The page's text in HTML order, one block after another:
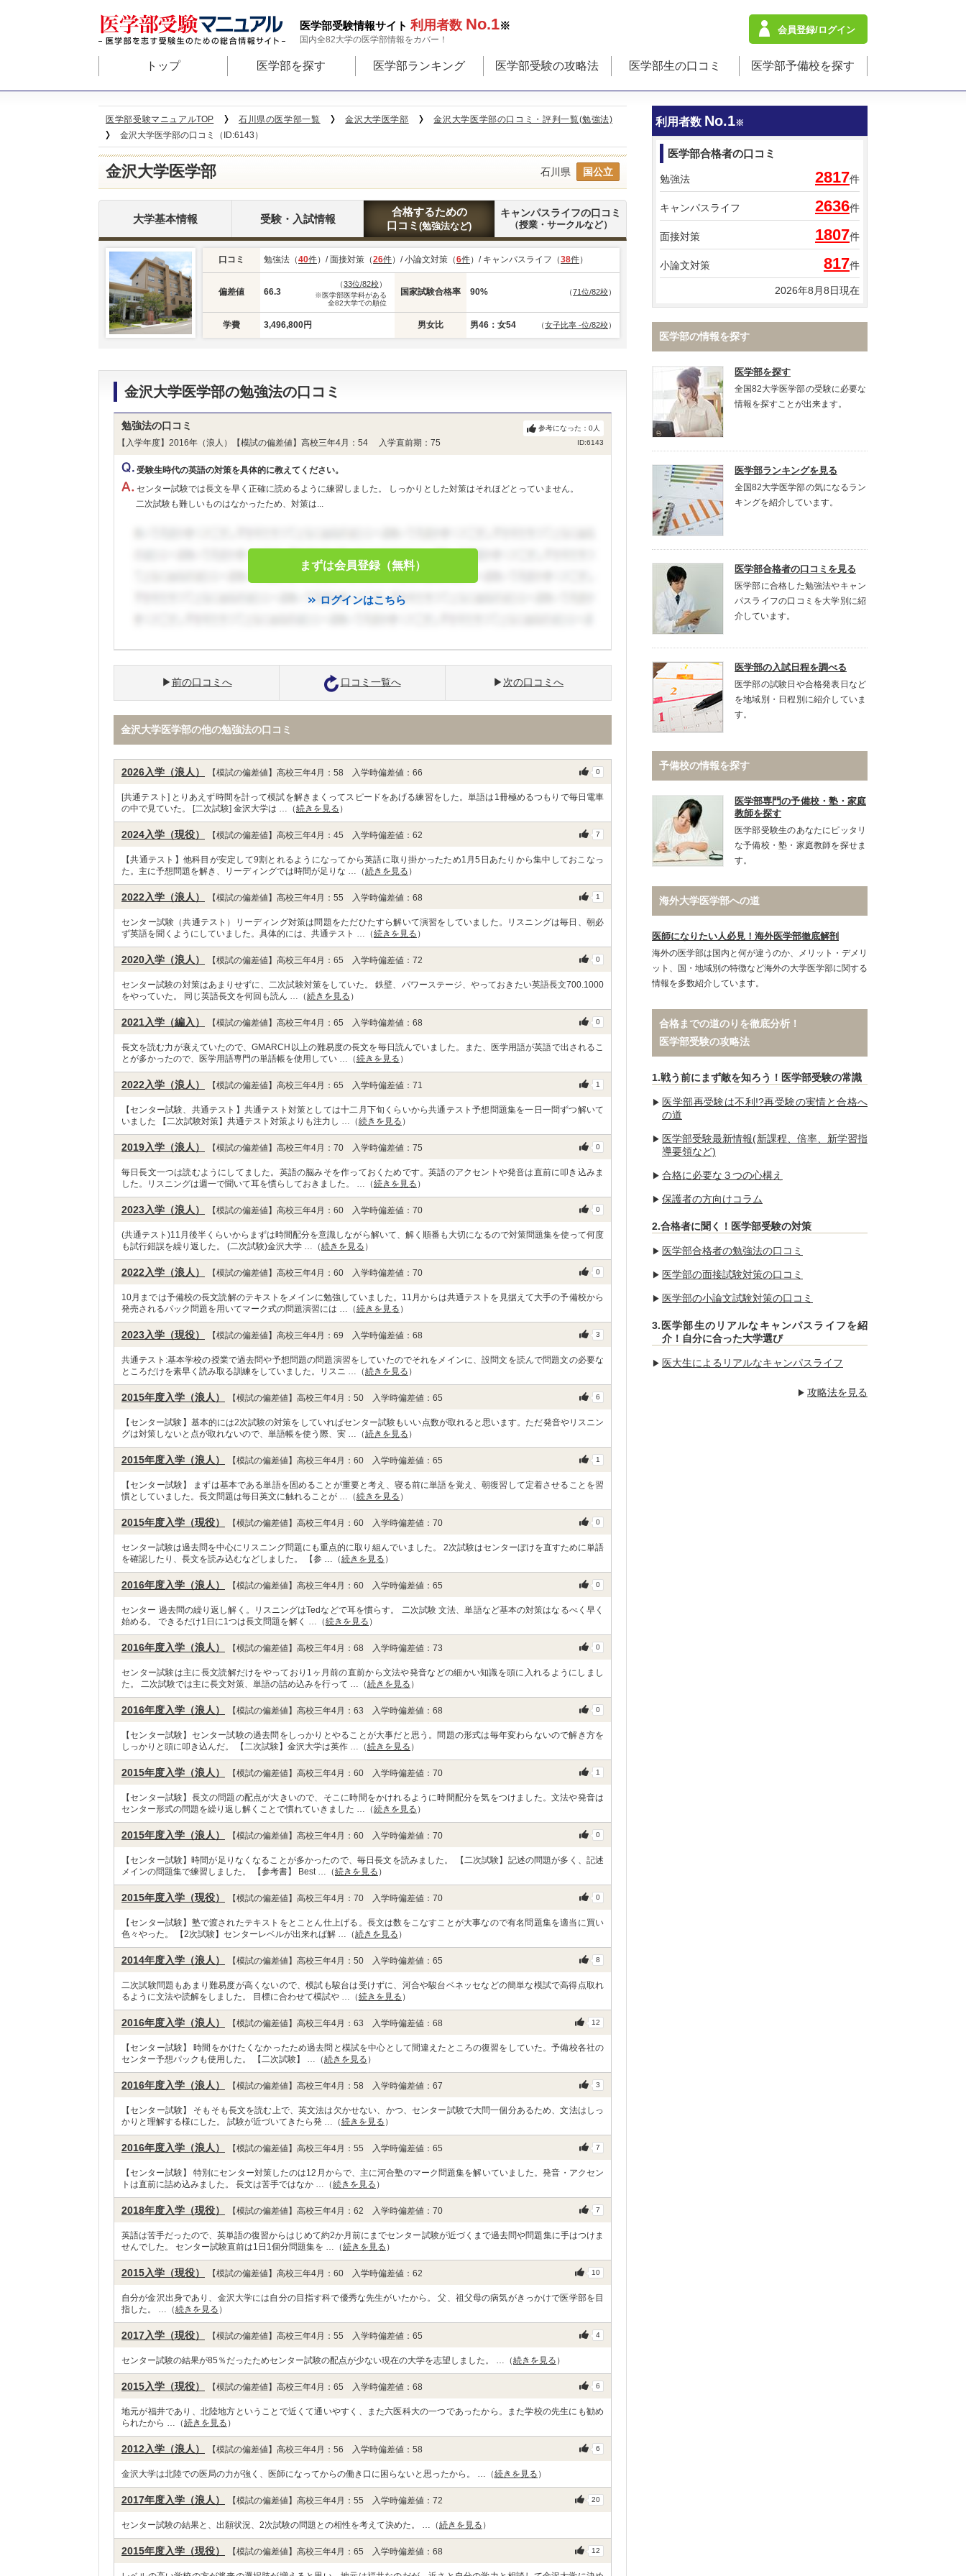
医学部受験情報サイト 利用者数 No.1※
国内全82大学の医学部情報をカバー！
会員登録/ログイン
トップ 医学部を探す 医学部ランキング 医学部受験の攻略法 医学部生の口コミ 医学部予備校を探す
医学部受験マニュアルTOP 石川県の医学部一覧 金沢大学医学部
金沢大学医学部の口コミ・評判一覧(勉強法)
金沢大学医学部の口コミ（ID:6143）
金沢大学医学部 石川県 国公立
大学基本情報 受験・入試情報
合格するための
口コミ (勉強法など)
キャンパスライフの口コミ
（授業・サークルなど）
口コミ 勉強法（40件）/ 面接対策（26件）/ 小論文対策（6件）/ キャンパスライフ（38件）
偏差値 66.3
（33位/82校）
※医学部医学科がある
全82大学での順位
国家試験合格率 90% （71位/82校）
学費 3,496,800円 男女比 男46：女54 （女子比率 -位/82校）
金沢大学医学部の勉強法の口コミ
勉強法の口コミ
【入学年度】2016年（浪人）【模試の偏差値】高校三年4月：54 入学直前期：75 ID:6143
参考になった： 0人
受験生時代の英語の対策を具体的に教えてください。
センター試験では長文を早く正確に読めるように練習しました。 しっかりとした対策はそれほどとっていません。
二次試験も難しいものはなかったため、対策は...
まずは会員登録（無料）
ログインはこちら
前の口コミへ 口コミ一覧へ 次の口コミへ
金沢大学医学部の他の勉強法の口コミ
2026入学（浪人） 【模試の偏差値】高校三年4月：58 入学時偏差値：66 0
[共通テスト] とりあえず時間を計って模試を解きまくってスピードをあげる練習をした。単語は1冊極めるつもりで毎日電車
の中で見ていた。 [二次試験] 金沢大学は …（続きを見る ）
2024入学（現役） 【模試の偏差値】高校三年4月：45 入学時偏差値：62 7
【共通テスト】他科目が安定して9割とれるようになってから英語に取り掛かったため1月5日あたりから集中しておこなっ
た。主に予想問題を解き、リーディングでは時間が足りな …（続きを見る ）
2022入学（浪人） 【模試の偏差値】高校三年4月：55 入学時偏差値：68 1
センター試験（共通テスト）リーディング対策は問題をただひたすら解いて演習をしていました。リスニングは毎日、朝必
ず英語を聞くようにしていました。具体的には、共通テスト …（続きを見る ）
2020入学（浪人） 【模試の偏差値】高校三年4月：65 入学時偏差値：72 0
センター試験の対策はあまりせずに、二次試験対策をしていた。 鉄壁、パワーステージ、やっておきたい英語長文700.1000
をやっていた。 同じ英語長文を何回も読ん …（続きを見る ）
2021入学（編入） 【模試の偏差値】高校三年4月：65 入学時偏差値：68 0
長文を読む力が衰えていたので、GMARCH以上の難易度の長文を毎日読んでいました。また、医学用語が英語で出されるこ
とが多かったので、医学用語専門の単語帳を使用してい …（続きを見る ）
2022入学（浪人） 【模試の偏差値】高校三年4月：65 入学時偏差値：71 1
【センター試験、共通テスト】共通テスト対策としては十二月下旬くらいから共通テスト予想問題集を一日一問ずつ解いて
いました 【二次試験対策】共通テスト対策よりも注力し …（続きを見る ）
2019入学（浪人） 【模試の偏差値】高校三年4月：70 入学時偏差値：75 0
毎日長文一つは読むようにしてました。英語の脳みそを作っておくためです。英語のアクセントや発音は直前に叩き込みま
した。リスニングは週一で聞いて耳を慣らしておきました。 …（続きを見る ）
2023入学（浪人） 【模試の偏差値】高校三年4月：60 入学時偏差値：70 0
(共通テスト)11月後半くらいからまずは時間配分を意識しながら解いて、解く順番も大切になるので対策問題集を使って何度
も試行錯誤を繰り返した。 (二次試験)金沢大学 …（続きを見る ）
2022入学（浪人） 【模試の偏差値】高校三年4月：60 入学時偏差値：70 0
10月までは予備校の長文読解のテキストをメインに勉強していました。11月からは共通テストを見据えて大手の予備校から
発売されるパック問題を用いてマーク式の問題演習には …（続きを見る ）
2023入学（現役） 【模試の偏差値】高校三年4月：69 入学時偏差値：68 3
共通テスト:基本学校の授業で過去問や予想問題の問題演習をしていたのでそれをメインに、設問文を読んで問題文の必要な
ところだけを素早く読み取る訓練をしていました。リスニ …（続きを見る ）
2015年度入学（浪人） 【模試の偏差値】高校三年4月：50 入学時偏差値：65 6
【センター試験】基本的には2次試験の対策をしていればセンター試験もいい点数が取れると思います。ただ発音やリスニン
グは対策しないと点が取れないので、単語帳を使う際、実 …（続きを見る ）
2015年度入学（浪人） 【模試の偏差値】高校三年4月：60 入学時偏差値：65 1
【センター試験】 まずは基本である単語を固めることが重要と考え、寝る前に単語を覚え、朝復習して定着させることを習
慣としていました。長文問題は毎日英文に触れることが …（続きを見る ）
2015年度入学（現役） 【模試の偏差値】高校三年4月：60 入学時偏差値：70 0
センター試験は過去問を中心にリスニング問題にも重点的に取り組んでいました。 2次試験はセンターぼけを直すために単語
を確認したり、長文を読み込むなどしました。 【参 …（続きを見る ）
2016年度入学（浪人） 【模試の偏差値】高校三年4月：60 入学時偏差値：65 0
センター 過去問の繰り返し解く。リスニングはTedなどで耳を慣らす。 二次試験 文法、単語など基本の対策はなるべく早く
始める。 できるだけ1日に1つは長文問題を解く …（続きを見る ）
2016年度入学（浪人） 【模試の偏差値】高校三年4月：68 入学時偏差値：73 0
センター試験は主に長文読解だけをやっており1ヶ月前の直前から文法や発音などの細かい知識を頭に入れるようにしまし
た。 二次試験では主に長文対策、単語の詰め込みを行って …（続きを見る ）
2016年度入学（浪人） 【模試の偏差値】高校三年4月：63 入学時偏差値：68 0
【センター試験】センター試験の過去問をしっかりとやることが大事だと思う。問題の形式は毎年変わらないので解き方を
しっかりと頭に叩き込んだ。 【二次試験】金沢大学は英作 …（続きを見る ）
2015年度入学（浪人） 【模試の偏差値】高校三年4月：60 入学時偏差値：70 1
【センター試験】長文の問題の配点が大きいので、そこに時間をかけれるように時間配分を気をつけました。文法や発音は
センター形式の問題を繰り返し解くことで慣れていきました …（続きを見る ）
2015年度入学（浪人） 【模試の偏差値】高校三年4月：60 入学時偏差値：70 0
【センター試験】時間が足りなくなることが多かったので、毎日長文を読みました。 【二次試験】記述の問題が多く、記述
メインの問題集で練習しました。 【参考書】 Best …（続きを見る ）
2015年度入学（現役） 【模試の偏差値】高校三年4月：70 入学時偏差値：70 0
【センター試験】塾で渡されたテキストをとことん仕上げる。長文は数をこなすことが大事なので有名問題集を適当に買い
色々やった。 【2次試験】センターレベルが出来れば解 …（続きを見る ）
2014年度入学（浪人） 【模試の偏差値】高校三年4月：50 入学時偏差値：65 8
二次試験問題もあまり難易度が高くないので、模試も駿台は受けずに、河合や駿台ベネッセなどの簡単な模試で高得点取れ
るように文法や読解をしました。 目標に合わせて模試や …（続きを見る ）
2016年度入学（浪人） 【模試の偏差値】高校三年4月：63 入学時偏差値：68 12
【センター試験】 時間をかけたくなかったため過去問と模試を中心として間違えたところの復習をしていた。予備校各社の
センター予想パックも使用した。 【二次試験】 …（続きを見る ）
2016年度入学（浪人） 【模試の偏差値】高校三年4月：58 入学時偏差値：67 3
【センター試験】 そもそも長文を読む上で、英文法は欠かせない、かつ、センター試験で大問一個分あるため、文法はしっ
かりと理解する様にした。 試験が近づいてきたら発 …（続きを見る ）
2016年度入学（浪人） 【模試の偏差値】高校三年4月：55 入学時偏差値：65 7
【センター試験】 特別にセンター対策したのは12月からで、主に河合塾のマーク問題集を解いていました。発音・アクセン
トは直前に詰め込みました。 長文は苦手ではなか …（続きを見る ）
2018年度入学（現役） 【模試の偏差値】高校三年4月：62 入学時偏差値：70 7
英語は苦手だったので、英単語の復習からはじめて約2か月前にまでセンター試験が近づくまで過去問や問題集に手はつけま
せんでした。 センター試験直前は1日1個分問題集を …（続きを見る ）
2015入学（現役） 【模試の偏差値】高校三年4月：60 入学時偏差値：62 10
自分が金沢出身であり、金沢大学には自分の目指す科で優秀な先生がいたから。 父、祖父母の病気がきっかけで医学部を目
指した。 …（続きを見る ）
2017入学（現役） 【模試の偏差値】高校三年4月：55 入学時偏差値：65 4
センター試験の結果が85％だったためセンター試験の配点が少ない現在の大学を志望しました。 …（続きを見る ）
2015入学（現役） 【模試の偏差値】高校三年4月：65 入学時偏差値：68 6
地元が福井であり、北陸地方ということで近くて通いやすく、また六医科大の一つであったから。また学校の先生にも勧め
られたから …（続きを見る ）
2012入学（浪人） 【模試の偏差値】高校三年4月：56 入学時偏差値：58 6
金沢大学は北陸での医局の力が強く、医師になってからの働き口に困らないと思ったから。 …（続きを見る ）
2017年度入学（浪人） 【模試の偏差値】高校三年4月：55 入学時偏差値：72 20
センター試験の結果と、出願状況、2次試験の問題との相性を考えて決めた。 …（続きを見る ）
2015年度入学（現役） 【模試の偏差値】高校三年4月：65 入学時偏差値：68 12
利用者数 No.1※
医学部合格者の口コミ
勉強法 2817件
キャンパスライフ 2636件
面接対策 1807件
小論文対策 817件
2026年8月8日現在
医学部の情報を探す
医学部を探す
全国82大学医学部の受験に必要な
情報を探すことが出来ます。
医学部ランキングを見る
全国82大学医学部の気になるラン
キングを紹介しています。
医学部合格者の口コミを見る
医学部に合格した勉強法やキャン
パスライフの口コミを大学別に紹
介しています。
医学部の入試日程を調べる
医学部の試験日や合格発表日など
を地域別・日程別に紹介していま
す。
予備校の情報を探す
医学部専門の予備校・塾・家庭
教師を探す
医学部受験生のあなたにピッタリ
な予備校・塾・家庭教師を探せま
す。
海外大学医学部への道
医師になりたい人必見！海外医学部徹底解剖
海外の医学部は国内と何が違うのか、メリット・デメリ
ット、国・地域別の特徴など海外の大学医学部に関する
情報を多数紹介しています。
合格までの道のりを徹底分析！
医学部受験の攻略法
1.戦う前にまず敵を知ろう！医学部受験の常識
医学部再受験は不利!?再受験の実情と合格へ
の道
医学部受験最新情報(新課程、倍率、新学習指
導要領など)
合格に必要な３つの心構え
保護者の方向けコラム
2.合格者に聞く！医学部受験の対策
医学部合格者の勉強法の口コミ
医学部の面接試験対策の口コミ
医学部の小論文試験対策の口コミ
3.医学部生のリアルなキャンパスライフを紹
介！自分に合った大学選び
医大生によるリアルなキャンパスライフ
攻略法を見る